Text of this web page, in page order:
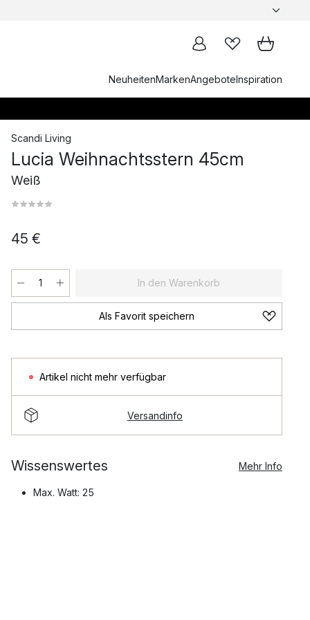
NeuheitenMarkenAngeboteInspiration
Scandi Living
Lucia Weihnachtsstern 45cm
Weiß
45 €
In den Warenkorb
Als Favorit speichern
Artikel nicht mehr verfügbar
Versandinfo
Wissenswertes Mehr Info
Max. Watt: 25